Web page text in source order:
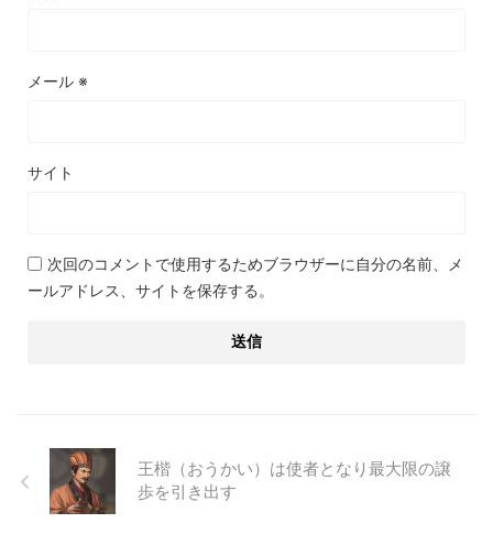
メール ※
サイト
次回のコメントで使用するためブラウザーに自分の名前、メ
ールアドレス、サイトを保存する。
王楷（おうかい）は使者となり最大限の譲
歩を引き出す